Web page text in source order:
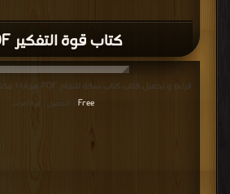
كتاب قوة التفكير PDF
قراءة و تحميل كتاب كتاب سكة للنجاح PDF مجانا | مكتبة >
Free
| التحميل : مرة/مرات